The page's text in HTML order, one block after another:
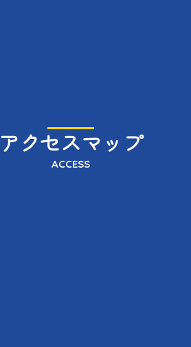
アクセスマップ
ACCESS